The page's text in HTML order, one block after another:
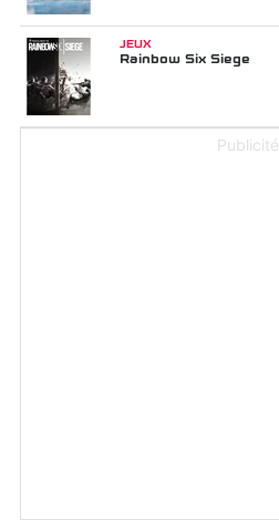
JEUX
Rainbow Six Siege
Publicité